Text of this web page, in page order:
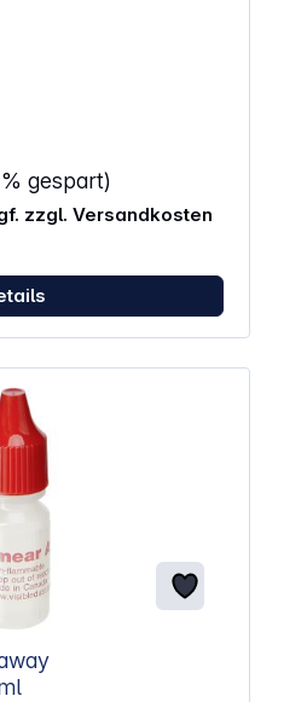
aller Arten von
robust und für den
vielen Dosen konzipiert.
spart Zeit durch bessere
gleichzeitig die
gespart)
zzgl. Versandkosten
8 ml